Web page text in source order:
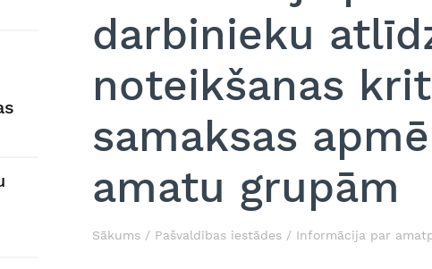
darbinieku
noteikšanas
samaksas
amatu grupām
Sākums Pašvaldības iestādes Informācija par